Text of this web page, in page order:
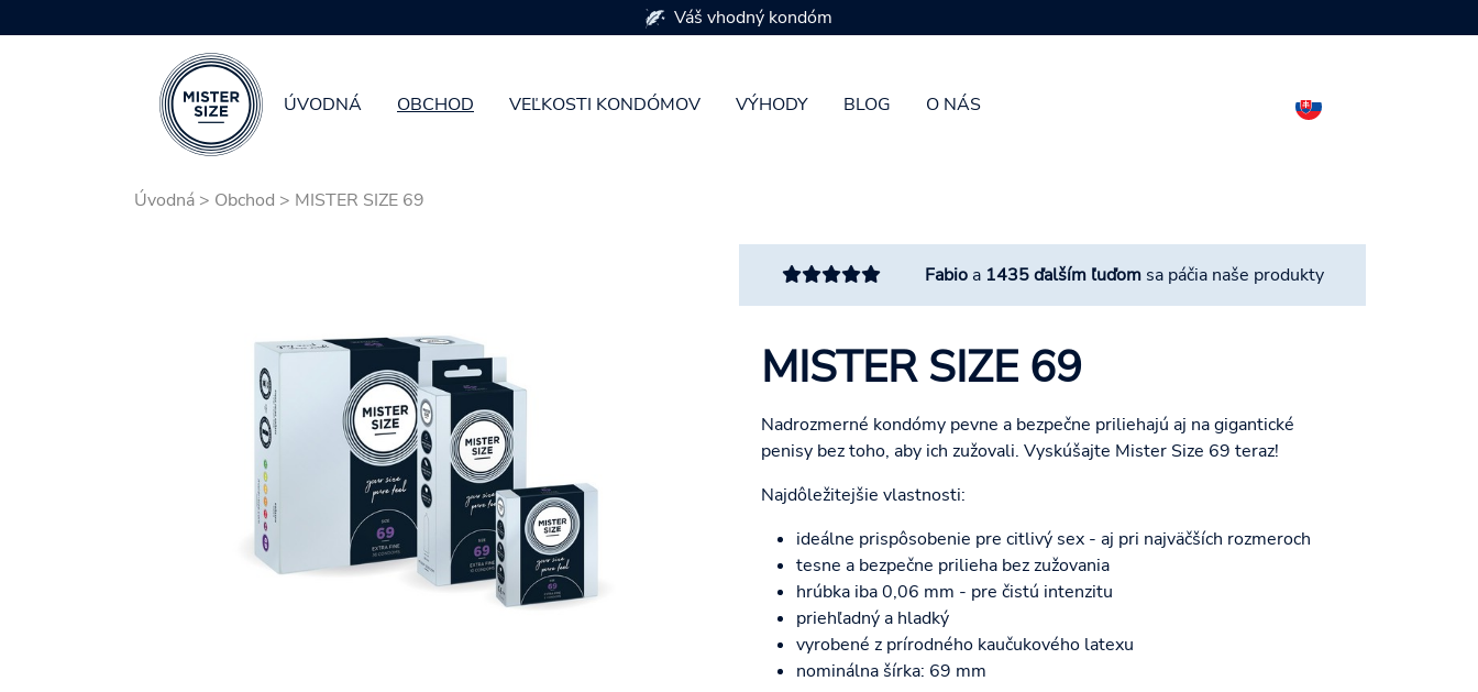
Skip to main content
ÚVODNÁ OBCHOD VEĽKOSTI KONDÓMOV VÝHODY BLOG O NÁS
Váš vhodný kondóm
Úvodná > Obchod > MISTER SIZE 69
Fabioa 1435 ďalším ľuďomsa páčia naše produkty
MISTER SIZE 69
Nadrozmerné kondómy pevne a bezpečne priliehajú aj na gigantické
penisy bez toho, aby ich zužovali. Vyskúšajte Mister Size 69 teraz!
Najdôležitejšie vlastnosti:
ideálne prispôsobenie pre citlivý sex - aj pri najväčších rozmeroch
tesne a bezpečne prilieha bez zužovania
hrúbka iba 0,06 mm - pre čistú intenzitu
priehľadný a hladký
vyrobené z prírodného kaučukového latexu
nominálna šírka: 69 mm